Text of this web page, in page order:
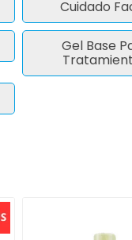
Cuidado
Gel Base